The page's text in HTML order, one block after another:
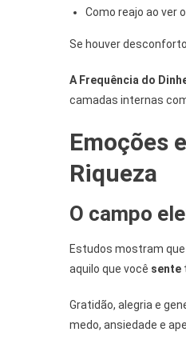
Como reajo ao ver
Se houver
A Frequência do
camadas internas
Emoções
Riqueza
O campo
Estudos mostram
aquilo que você sente
Gratidão, alegria e
medo, ansiedade e